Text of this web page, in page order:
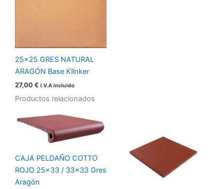
25×25 GRES NATURAL
ARAGÓN Base Klinker
27,00€ I.V.A incluido
Productos relacionados
CAJA PELDAÑO COTTO
ROJO 25×33 / 33×33 Gres
Aragón
precios:
desde
hasta
66,00 €